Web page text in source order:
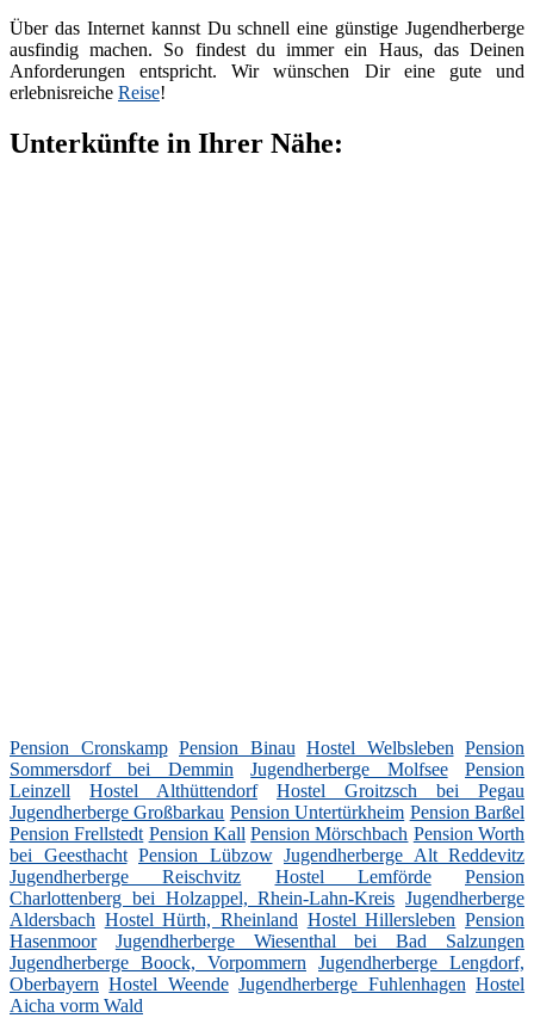
Über das Internet kannst Du schnell eine günstige Jugendherberge
ausfindig machen. So findest du immer ein Haus, das Deinen
Anforderungen entspricht. Wir wünschen Dir eine gute und
erlebnisreiche Reise!
Unterkünfte in Ihrer Nähe:
Pension Cronskamp Pension Binau Hostel Welbsleben Pension
Sommersdorf bei Demmin
Jugendherberge Molfsee
Pension
Leinzell
Hostel Althüttendorf
Hostel Groitzsch bei Pegau
Jugendherberge Großbarkau Pension Untertürkheim Pension Barßel
Pension Frellstedt Pension Kall Pension Mörschbach Pension Worth
bei Geesthacht Pension Lübzow Jugendherberge Alt Reddevitz
Jugendherberge Reischvitz
Hostel Lemförde
Pension
Charlottenberg bei Holzappel, Rhein-Lahn-Kreis Jugendherberge
Aldersbach Hostel Hürth, Rheinland Hostel Hillersleben Pension
Hasenmoor
Jugendherberge Wiesenthal bei Bad Salzungen
Jugendherberge Boock, Vorpommern
Jugendherberge Lengdorf,
Oberbayern Hostel Weende Jugendherberge Fuhlenhagen Hostel
Aicha vorm Wald